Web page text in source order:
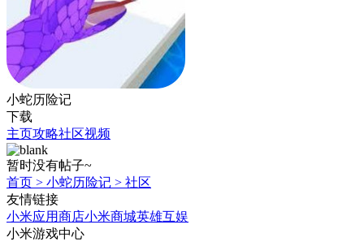
小蛇历险记
下载
主页攻略社区视频
暂时没有帖子~
首页 > 小蛇历险记 > 社区
友情链接
小米应用商店小米商城英雄互娱
小米游戏中心